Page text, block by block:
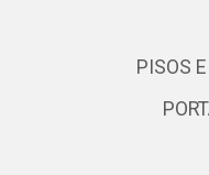
PISOS